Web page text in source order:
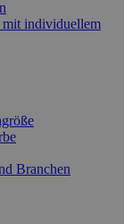
mit individuellem